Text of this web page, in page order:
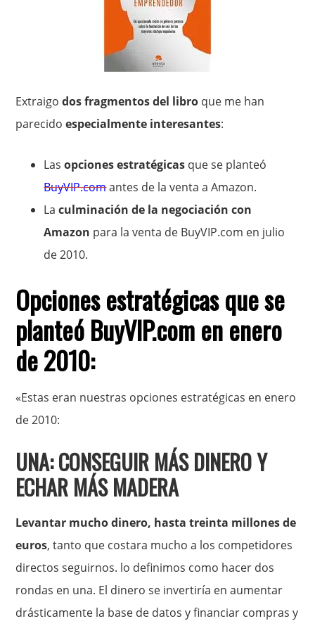
Extraigodos fragmentos del libro que me han
parecidoespecialmente interesantes:
Lasopciones estratégicas que se planteó
BuyVIP.comantes de la venta a Amazon.
La culminación de la negociación con
Amazon para la venta de BuyVIP.com en julio
de 2010.
Opciones estratégicas que se
planteó BuyVIP.com en enero
de 2010:
«Estas eran nuestras opciones estratégicas en enero
de 2010:
UNA: CONSEGUIR MÁS DINERO Y
ECHAR MÁS MADERA
Levantar mucho dinero, hasta treinta millones de
euros, tanto que costara mucho a los competidores
directos seguirnos. lo definimos como hacer dos
rondas en una. El dinero se invertiría en aumentar
drásticamente la base de datos y financiar compras y